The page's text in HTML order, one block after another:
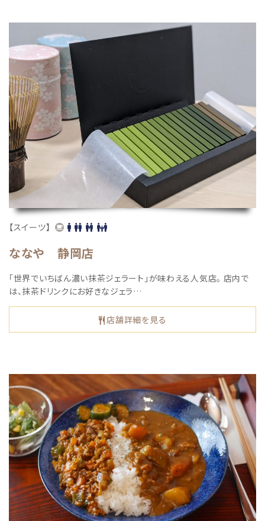
【スイーツ】
ななや 静岡店
「世界でいちばん濃い抹茶ジェラート」が味わえる人気店。 店内で
は、抹茶ドリンクにお好きなジェラ…
店舗詳細を見る